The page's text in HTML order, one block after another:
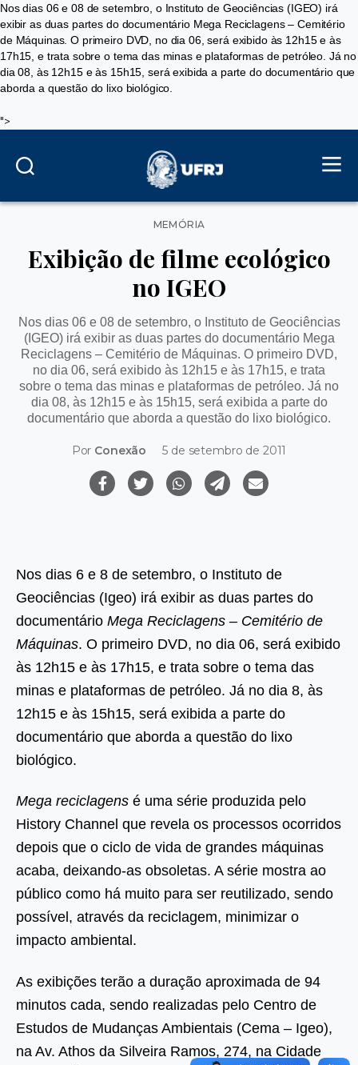
Nos dias 06 e 08 de setembro, o Instituto de Geociências (IGEO) irá
exibir as duas partes do documentário Mega Reciclagens – Cemitério
de Máquinas. O primeiro DVD, no dia 06, será exibido às 12h15 e às
17h15, e trata sobre o tema das minas e plataformas de petróleo. Já no
dia 08, às 12h15 e às 15h15, será exibida a parte do documentário que
aborda a questão do lixo biológico.
">
Categorias
MEMÓRIA
Exibição de filme ecológico
no IGEO
Nos dias 06 e 08 de setembro, o Instituto de Geociências
(IGEO) irá exibir as duas partes do documentário Mega
Reciclagens – Cemitério de Máquinas. O primeiro DVD,
no dia 06, será exibido às 12h15 e às 17h15, e trata
sobre o tema das minas e plataformas de petróleo. Já no
dia 08, às 12h15 e às 15h15, será exibida a parte do
documentário que aborda a questão do lixo biológico.
Por Conexão 5 de setembro de 2011
Nos dias 6 e 8 de setembro, o Instituto de
Geociências (Igeo) irá exibir as duas partes do
documentário Mega Reciclagens – Cemitério de
Máquinas. O primeiro DVD, no dia 06, será exibido
às 12h15 e às 17h15, e trata sobre o tema das
minas e plataformas de petróleo. Já no dia 8, às
12h15 e às 15h15, será exibida a parte do
documentário que aborda a questão do lixo
biológico.
Mega reciclagens é uma série produzida pelo
History Channel que revela os processos ocorridos
depois que o ciclo de vida de grandes máquinas
acaba, deixando-as obsoletas. A série mostra ao
público como há muito para ser reutilizado, sendo
possível, através da reciclagem, minimizar o
impacto ambiental.
As exibições terão a duração aproximada de 94
minutos cada, sendo realizadas pelo Centro de
Estudos de Mudanças Ambientais (Cema – Igeo),
na Av. Athos da Silveira Ramos, 274, na Cidade